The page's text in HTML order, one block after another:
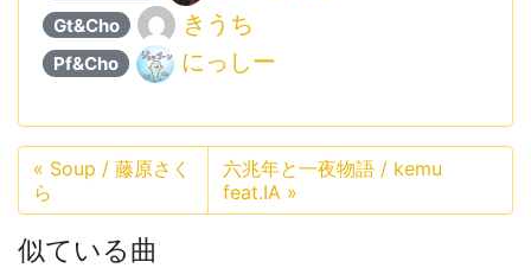
Gt&Cho きうち
Pf&Cho にっしー
« Soup / 藤原さく
ら
六兆年と一夜物語 / kemu
feat.IA »
似ている曲